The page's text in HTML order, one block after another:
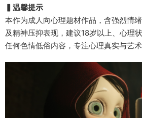
▍温馨提示
本作为成人向心理题材作品，含强烈情
及精神压抑表现，建议18岁以上、心理
任何色情低俗内容，专注心理真实与艺术